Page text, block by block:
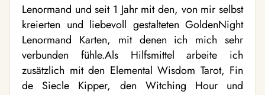
Lenormand und seit 1 Jahr mit den, von mir selbst
kreierten und liebevoll gestalteten GoldenNight
Lenormand Karten, mit denen ich mich sehr
verbunden fühle.Als Hilfsmittel arbeite ich
zusätzlich mit den Elemental Wisdom Tarot, Fin
de Siecle Kipper, den Witching Hour und